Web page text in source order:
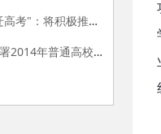
鲁昕回应"随迁高考"：将积极推进相关政策落实
教育部发文部署2014年普通高校招生工作